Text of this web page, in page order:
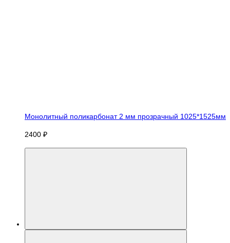
Монолитный поликарбонат 2 мм прозрачный 1025*1525мм
2400 ₽